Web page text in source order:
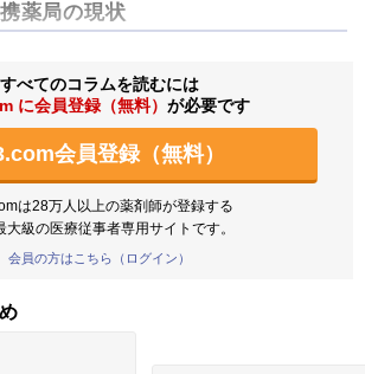
薬局の現状
すべてのコラムを読むには
に会員登録（無料） が必要です
会員登録（無料）
は28万人以上の薬剤師が登録する
大級の医療従事者専用サイトです。
会員の方はこちら（ログイン）